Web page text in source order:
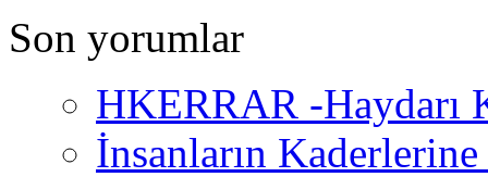
Son yorumlar
HKERRAR -Haydarı
İnsanların